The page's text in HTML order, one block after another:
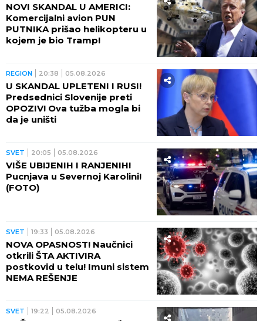
NOVI SKANDAL U AMERICI:
Komercijalni avion PUN
PUTNIKA prišao helikopteru u
kojem je bio Tramp!
REGION 20:38 05.08.2026
U SKANDAL UPLETENI I RUSI!
Predsednici Slovenije preti
OPOZIV! Ova tužba mogla bi
da je uništi
SVET 20:05 05.08.2026
VIŠE UBIJENIH I RANJENIH!
Pucnjava u Severnoj Karolini!
(FOTO)
SVET 19:33 05.08.2026
NOVA OPASNOST! Naučnici
otkrili ŠTA AKTIVIRA
postkovid u telu! Imuni sistem
NEMA REŠENJE
SVET 19:22 05.08.2026